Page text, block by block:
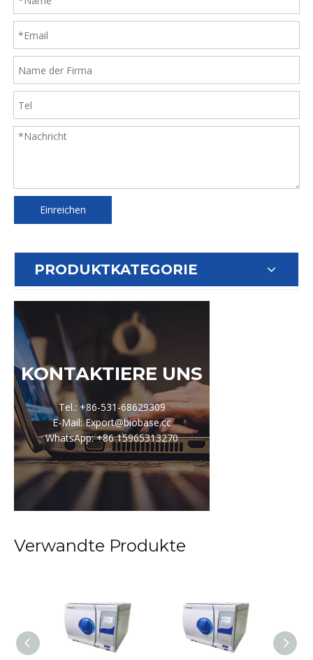
Einreichen
PRODUKTKATEGORIE
KONTAKTIERE UNS
Tel.: +86-531-68629309
E-Mail: Export@biobase.cc
WhatsApp: +86 15965313270
Verwandte Produkte